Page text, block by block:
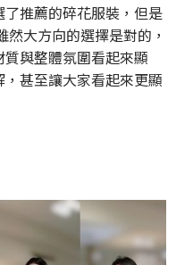
了推薦的碎花服裝，但是
大方向的選擇是對的，
與整體氛圍看起來顯
甚至讓大家看起來更顯